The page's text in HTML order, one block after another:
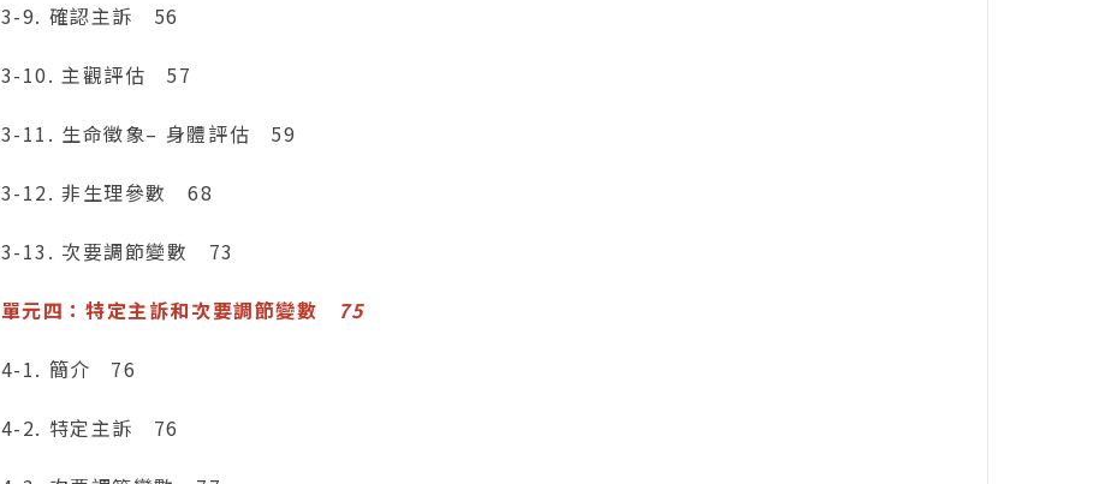
3-9. 確認主訴 56
3-10. 主觀評估 57
3-11. 生命徵象– 身體評估 59
3-12. 非生理參數 68
3-13. 次要調節變數 73
單元四：特定主訴和次要調節變數 75
4-1. 簡介 76
4-2. 特定主訴 76